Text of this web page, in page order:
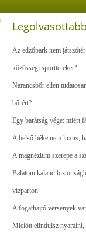
Az edzőpark nem
közösségi sporttereket?
Narancsbőr ellen
bőrért?
Egy barátság vége: miért
A belső béke nem luxus,
A magnézium szerepe a
Balatoni kaland
vízparton
A fogathajtó versenyek
Mielőtt elindulsz nyaralni,